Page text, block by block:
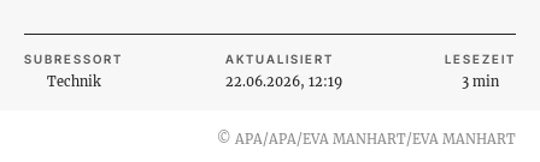
SUBRESSORT
Technik
AKTUALISIERT
22.06.2026, 12:19
LESEZEIT
3 min
© APA/APA/EVA MANHART/EVA MANHART